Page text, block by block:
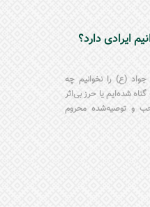
تقلید توجه کرد.
ایرادی دارد؟
(ع) را نخوانیم چه
شده‌ایم یا حرز بی‌اثر
و توصیه‌شده محروم
(ع)، ابزارهایی هستند
کمک می‌کنند ذهن و دل